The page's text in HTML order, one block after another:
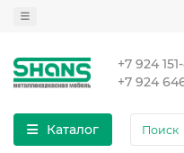
+7 924
+7 924
Каталог